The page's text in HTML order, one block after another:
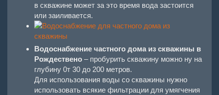
в скважине может за это время вода застоится
или заиливается.
Водоснабжение частного дома из скважины в
Рождествено – пробурить скважину можно ну на
глубину 0т 30 до 200 метров.
Для использования воды со скважины нужно
использовать всякие фильтрации для умягчения